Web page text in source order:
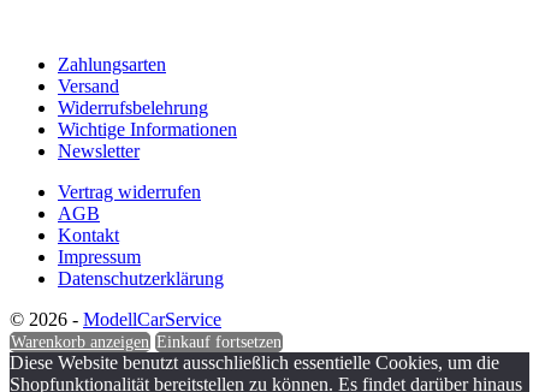
Zahlungsarten
Versand
Widerrufsbelehrung
Wichtige Informationen
Newsletter
Vertrag widerrufen
AGB
Kontakt
Impressum
Datenschutzerklärung
© 2026 - ModellCarService
Warenkorb anzeigen Einkauf fortsetzen
Diese Website benutzt ausschließlich essentielle Cookies, um die
Shopfunktionalität bereitstellen zu können. Es findet darüber hinaus